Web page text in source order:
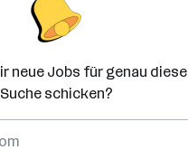
neue Jobs für genau diese
Suche schicken?